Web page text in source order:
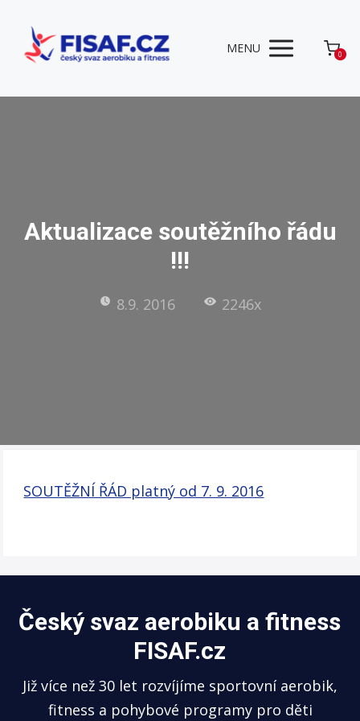
MENU 0
Aktualizace soutěžního řádu
!!!
8.9. 2016 2246x
SOUTĚŽNÍ ŘÁD platný od 7. 9. 2016
Český svaz aerobiku a fitness
FISAF.cz
Již více než 30 let rozvíjíme sportovní aerobik,
fitness a pohybové programy pro děti